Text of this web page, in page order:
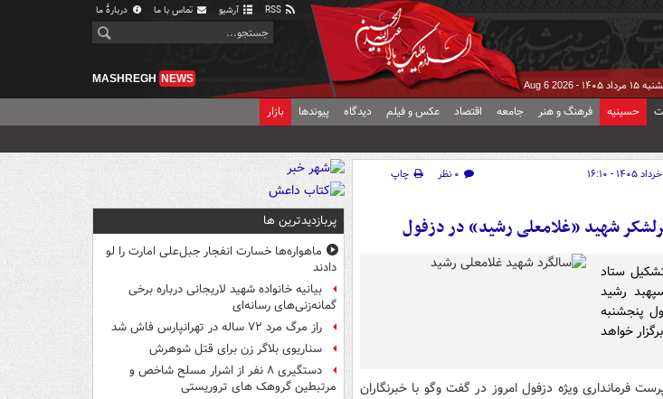
آرشیو تماس با ما دربارهٔ ما
مرداد ۱۴۰۵ - Aug 6 2026
MASHREGH NEWS
حسینیه فرهنگ و هنر جامعه اقتصاد عکس و فیلم دیدگاه پیوندها بازار
۰ نظر
چاپ
شهید «غلامعلی رشید» در دزفول
ستاد
رشید
پنجشنبه
خواهد
فرمانداری ویژه دزفول امروز در گفت وگو با خبرنگاران
پربازدیدترین ها
ماهواره‌ها خسارت انفجار جبل‌علی امارت را لو
دادند
بیانیه خانواده شهید لاریجانی درباره برخی
گمانه‌زنی‌های رسانه‌ای
راز مرگ مرد ۷۲ ساله در تهرانپارس فاش شد
سناریوی بلاگر زن برای قتل شوهرش
دستگیری ۸ نفر از اشرار مسلح شاخص و
مرتبطین گروهک های تروریستی